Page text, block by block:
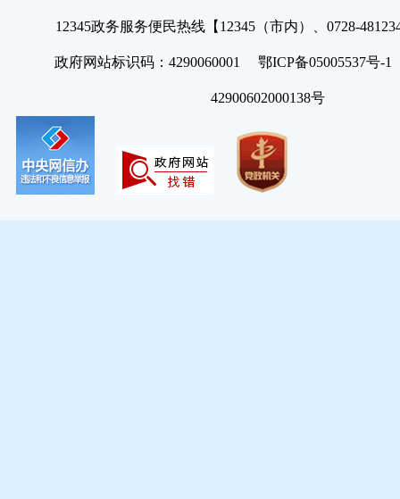
12345政务服务便民热线【12345（市内）、0728-
政府网站标识码：4290060001 鄂ICP备05005537号
42900602000138号